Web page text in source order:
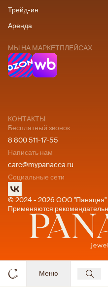
Меню
Трейд-ин
Аренда
МЫ НА МАРКЕТПЛЕЙСАХ
КОНТАКТЫ
Бесплатный звонок
8 800 511-17-55
Написать нам
care@mypanacea.ru
Социальные сети
© 2024 - 2026 ООО "Панацея"
Применяются